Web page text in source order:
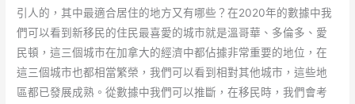
引人的，其中最適合居住的地方又有哪些？在2020年的數據中我
們可以看到新移民的住民最喜愛的城市就是溫哥華、多倫多、愛
民頓，這三個城市在加拿大的經濟中都佔據非常重要的地位，在
這三個城市也都相當繁榮，我們可以看到相對其他城市，這些地
區都已發展成熟。從數據中我們可以推斷，在移民時，我們會考